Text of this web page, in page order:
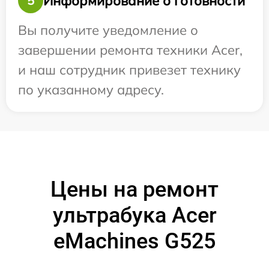
Вы получите уведомление о
завершении ремонта техники Acer,
и наш сотрудник привезет технику
по указанному адресу.
Цены на ремонт
ультрабука Acer
eMachines G525